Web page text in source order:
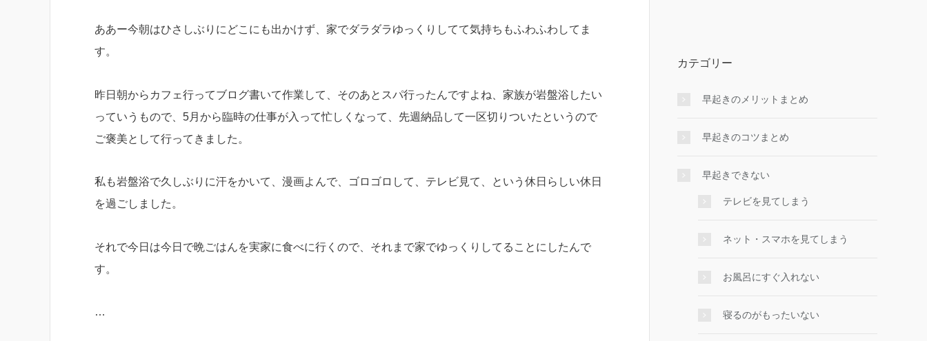
ああー今朝はひさしぶりにどこにも出かけず、家でダラダラゆっくりしてて気持ちもふわふわしてま
す。
昨日朝からカフェ行ってブログ書いて作業して、そのあとスパ行ったんですよね、家族が岩盤浴したい
っていうもので、5月から臨時の仕事が入って忙しくなって、先週納品して一区切りついたというので
ご褒美として行ってきました。
私も岩盤浴で久しぶりに汗をかいて、漫画よんで、ゴロゴロして、テレビ見て、という休日らしい休日
を過ごしました。
それで今日は今日で晩ごはんを実家に食べに行くので、それまで家でゆっくりしてることにしたんで
す。
…
カテゴリー
早起きのメリットまとめ
早起きのコツまとめ
早起きできない
テレビを見てしまう
ネット・スマホを見てしまう
お風呂にすぐ入れない
寝るのがもったいない